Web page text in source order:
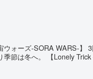
ウォーズ-SORA WARS-】 3
節は冬へ。 【Lonely